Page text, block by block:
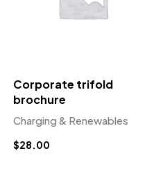
Corporate trifold
brochure
Charging & Renewables
$28.00